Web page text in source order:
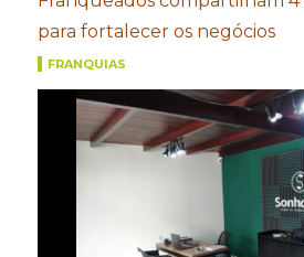
para fortalecer os negócios
FRANQUIAS